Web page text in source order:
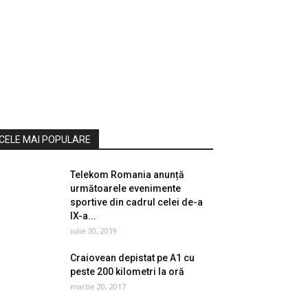
MAI POPULARE
Telekom Romania anunță
următoarele evenimente
sportive din cadrul celei de-a
IX-a...
iulie 30, 2019
Craiovean depistat pe A1 cu
peste 200 kilometri la oră
martie 20, 2017